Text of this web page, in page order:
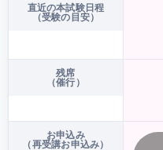
直近の本試験日程
（受験の目安）
残席
（催行）
お申込み
（再受講お申込み）